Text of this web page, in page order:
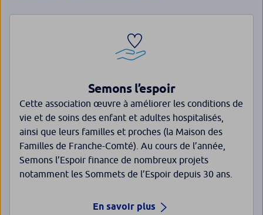
Semons l’espoir
Cette association œuvre à améliorer les conditions de
vie et de soins des enfant et adultes hospitalisés,
ainsi que leurs familles et proches (la Maison des
Familles de Franche-Comté). Au cours de l’année,
Semons l’Espoir finance de nombreux projets
notamment les Sommets de l’Espoir depuis 30 ans.
En savoir plus